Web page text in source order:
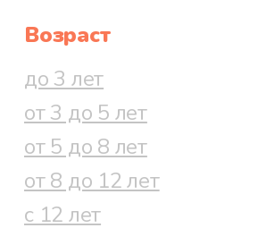
Возраст
до 3 лет
от 3 до 5 лет
от 5 до 8 лет
от 8 до 12 лет
с 12 лет